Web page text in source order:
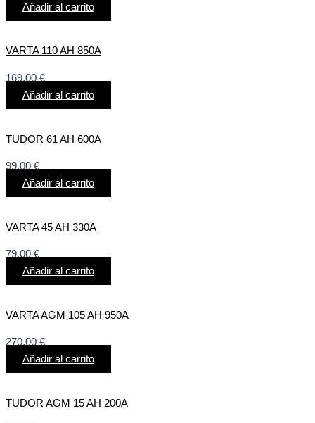
Añadir al carrito
VARTA 110 AH 850A
169,00 €
Añadir al carrito
TUDOR 61 AH 600A
99,00 €
Añadir al carrito
VARTA 45 AH 330A
79,00€
Añadir al carrito
VARTA AGM 105 AH 950A
270,00€
Añadir al carrito
TUDOR AGM 15 AH 200A